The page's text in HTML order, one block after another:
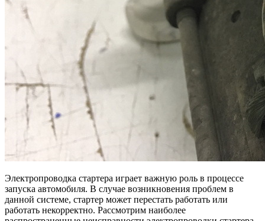
Электропроводка стартера играет важную роль в процессе
запуска автомобиля. В случае возникновения проблем в
данной системе, стартер может перестать работать или
работать некорректно. Рассмотрим наиболее